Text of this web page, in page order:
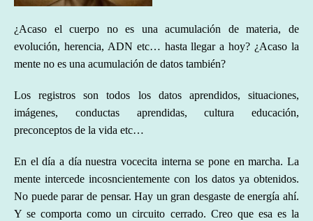
¿Acaso el cuerpo no es una acumulación de materia, de
evolución, herencia, ADN etc… hasta llegar a hoy? ¿Acaso la
mente no es una acumulación de datos también?
Los registros son todos los datos aprendidos, situaciones,
imágenes, conductas aprendidas, cultura educación,
preconceptos de la vida etc…
En el día a día nuestra vocecita interna se pone en marcha. La
mente intercede incosncientemente con los datos ya obtenidos.
No puede parar de pensar. Hay un gran desgaste de energía ahí.
Y se comporta como un circuito cerrado. Creo que esa es la